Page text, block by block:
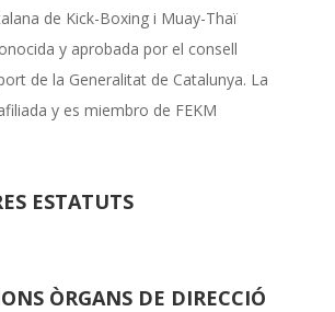
de Kick-Boxing i Muay-Thaï
y aprobada por el consell
de la Generalitat de Catalunya. La
y es miembro de FEKM
ESTATUTS
ÒRGANS DE DIRECCIÓ